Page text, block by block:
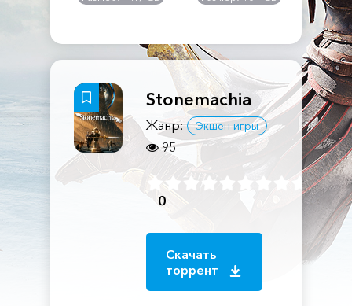
Stonemachia
Жанр: Экшен игры
95
0
Скачать
торрент